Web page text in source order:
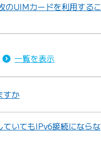
のUIMカードを利用するこ
一覧を表示
すか
いてもIPv6接続にならな